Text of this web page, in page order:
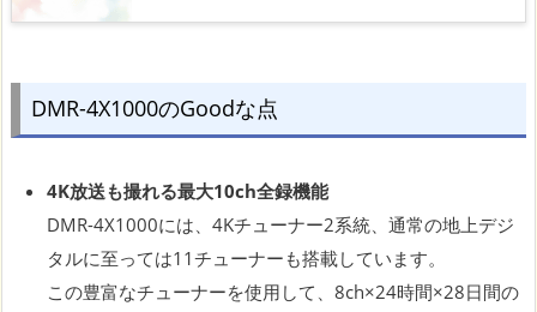
DMR-4X1000のGoodな点
4K放送も撮れる最大10ch全録機能
DMR-4X1000には、4Kチューナー2系統、通常の地上デジ
タルに至っては11チューナーも搭載しています。
この豊富なチューナーを使用して、8ch×24時間×28日間の